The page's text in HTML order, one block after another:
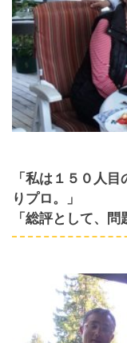
「私は１５０人
りプロ。」
「総評として、